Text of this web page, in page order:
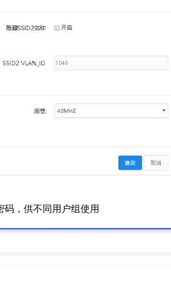
码，供不同用户组使用